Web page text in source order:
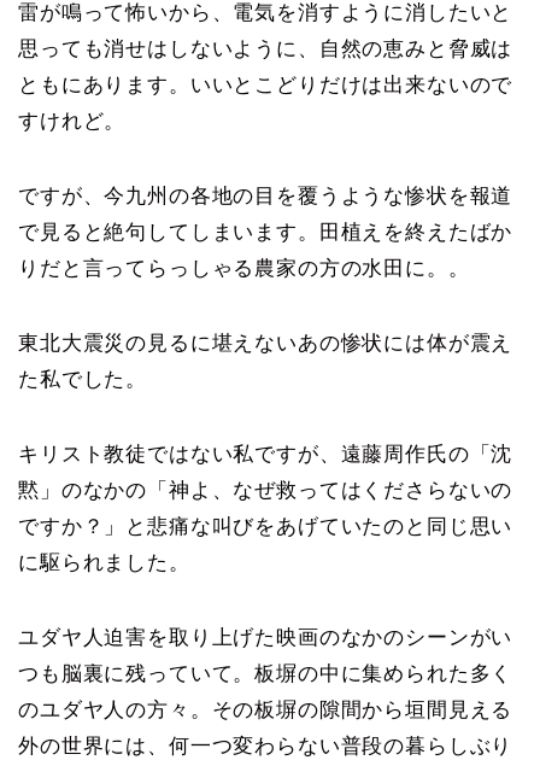
雷が鳴って怖いから、電気を消すように消したいと
思っても消せはしないように、自然の恵みと脅威は
ともにあります。いいとこどりだけは出来ないので
すけれど。
ですが、今九州の各地の目を覆うような惨状を報道
で見ると絶句してしまいます。田植えを終えたばか
りだと言ってらっしゃる農家の方の水田に。。
東北大震災の見るに堪えないあの惨状には体が震え
た私でした。
キリスト教徒ではない私ですが、遠藤周作氏の「沈
黙」のなかの「神よ、なぜ救ってはくださらないの
ですか？」と悲痛な叫びをあげていたのと同じ思い
に駆られました。
ユダヤ人迫害を取り上げた映画のなかのシーンがい
つも脳裏に残っていて。板塀の中に集められた多く
のユダヤ人の方々。その板塀の隙間から垣間見える
外の世界には、何一つ変わらない普段の暮らしぶり